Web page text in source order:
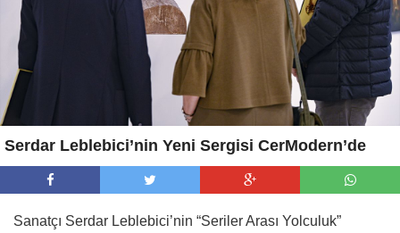
Serdar Leblebici’nin Yeni Sergisi CerModern’de
Sanatçı Serdar Leblebici’nin “Seriler Arası Yolculuk”